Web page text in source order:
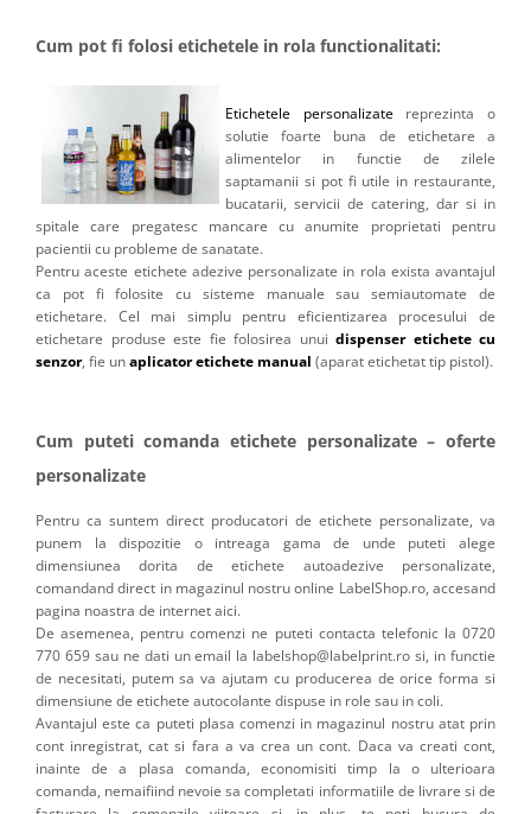
Cum pot fi folosi etichetele in rola functionalitati:
Etichetele personalizatereprezinta o
solutie foarte buna de etichetare a
alimentelor in functie de zilele
saptamanii si pot fi utile in restaurante,
bucatarii, servicii de catering, dar si in
spitale care pregatesc mancare cu anumite proprietati pentru
pacientii cu probleme de sanatate.
Pentru aceste etichete adezive personalizate in rola exista avantajul
ca pot fi folosite cu sisteme manuale sau semiautomate de
etichetare. Cel mai simplu pentru eficientizarea procesului de
etichetare produse este fie folosirea unui dispenser etichete cu
senzor, fie unaplicator etichete manual (aparat etichetat tip pistol).
Cum puteti comanda etichete personalizate – oferte
personalizate
Pentru ca suntem direct producatori de etichete personalizate, va
punem la dispozitie o intreaga gama de unde puteti alege
dimensiunea dorita de etichete autoadezive personalizate,
comandand direct in magazinul nostru online LabelShop.ro, accesand
pagina noastra de internet aici.
De asemenea, pentru comenzi ne puteti contacta telefonic la 0720
770 659 sau ne dati un email la labelshop@labelprint.ro si, in functie
de necesitati, putem sa va ajutam cu producerea de orice forma si
dimensiune de etichete autocolante dispuse in role sau in coli.
Avantajul este ca puteti plasa comenzi in magazinul nostru atat prin
cont inregistrat, cat si fara a va crea un cont. Daca va creati cont,
inainte de a plasa comanda, economisiti timp la o ulterioara
comanda, nemaifiind nevoie sa completati informatiile de livrare si de